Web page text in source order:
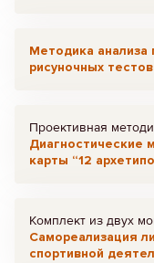
Методика анализа
рисуночных тестов
Проективная
Диагностические
карты “12
Комплект из двух
Самореализация
спортивной